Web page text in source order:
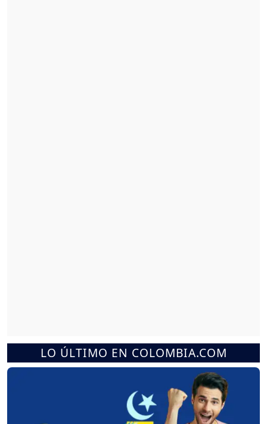
LO ÚLTIMO EN COLOMBIA.COM